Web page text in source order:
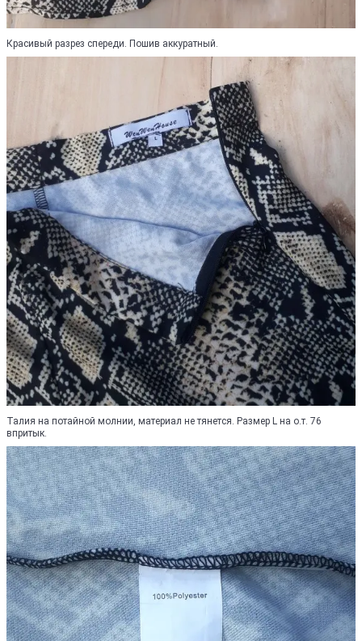
Красивый разрез спереди. Пошив аккуратный.
Талия на потайной молнии, материал не тянется. Размер L на о.т. 76
впритык.